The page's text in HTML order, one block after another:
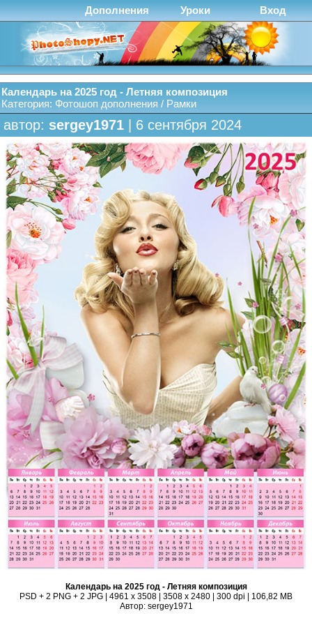
Дополнения Уроки Вход
Календарь на 2025 год - Летняя композиция
Категория: Фотошоп дополнения / Рамки
автор: sergey1971 | 6 сентября 2024
Календарь на 2025 год - Летняя композиция
PSD + 2 PNG + 2 JPG | 4961 x 3508 | 3508 x 2480 | 300 dpi | 106,82 MB
Автор: sergey1971